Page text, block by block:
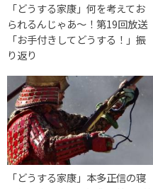
「どうする家康」何を考えてお
られるんじゃあ～！第19回放送
「お手付きしてどうする！」振
り返り
「どうする家康」本多正信の寝